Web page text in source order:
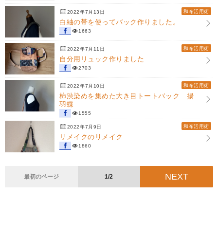
2022年7月13日 和布活用術
白紬の帯を使ってバック作りました。
1663
2022年7月11日 和布活用術
自分用リュック作りました
2703
2022年7月10日 和布活用術
柿渋染めを集めた大き目トートバック 揚
羽蝶
1555
2022年7月9日 和布活用術
リメイクのリメイク
1860
最初のページ 1/2 NEXT